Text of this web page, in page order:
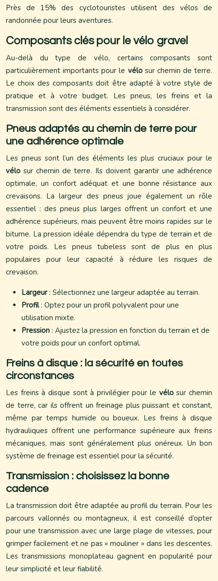
Près de 15% des cyclotouristes utilisent des vélos de
randonnée pour leurs aventures.
Composants clés pour le vélo gravel
Au-delà du type de vélo, certains composants sont
particulièrement importants pour le vélo sur chemin de terre.
Le choix des composants doit être adapté à votre style de
pratique et à votre budget. Les pneus, les freins et la
transmission sont des éléments essentiels à considérer.
Pneus adaptés au chemin de terre pour
une adhérence optimale
Les pneus sont l’un des éléments les plus cruciaux pour le
vélosur chemin de terre. Ils doivent garantir une adhérence
optimale, un confort adéquat et une bonne résistance aux
crevaisons. La largeur des pneus joue également un rôle
essentiel : des pneus plus larges offrent un confort et une
adhérence supérieurs, mais peuvent être moins rapides sur le
bitume. La pression idéale dépendra du type de terrain et de
votre poids. Les pneus tubeless sont de plus en plus
populaires pour leur capacité à réduire les risques de
crevaison.
Largeur: Sélectionnez une largeur adaptée au terrain.
Profil: Optez pour un profil polyvalent pour une
utilisation mixte.
Pression : Ajustez la pression en fonction du terrain et de
votre poids pour un confort optimal.
Freins à disque : la sécurité en toutes
circonstances
Les freins à disque sont à privilégier pour le vélosur chemin
de terre, car ils offrent un freinage plus puissant et constant,
même par temps humide ou boueux. Les freins à disque
hydrauliques offrent une performance supérieure aux freins
mécaniques, mais sont généralement plus onéreux. Un bon
système de freinage est essentiel pour la sécurité.
Transmission : choisissez la bonne
cadence
La transmission doit être adaptée au profil du terrain. Pour les
parcours vallonnés ou montagneux, il est conseillé d’opter
pour une transmission avec une large plage de vitesses, pour
grimper facilement et ne pas « mouliner » dans les descentes.
Les transmissions monoplateau gagnent en popularité pour
leur simplicité et leur fiabilité.